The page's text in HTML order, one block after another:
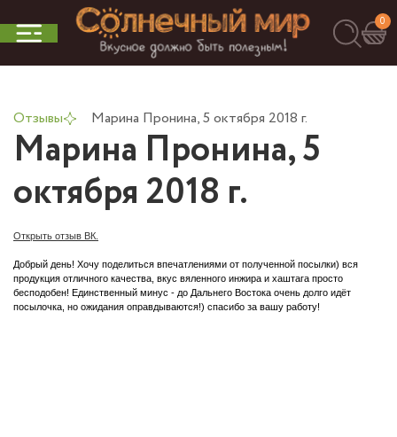
0
Отзывы Марина Пронина, 5 октября 2018 г.
Марина Пронина, 5
октября 2018 г.
Открыть отзыв ВК.
Добрый день! Хочу поделиться впечатлениями от полученной посылки) вся
продукция отличного качества, вкус вяленного инжира и хаштага просто
бесподобен! Единственный минус - до Дальнего Востока очень долго идёт
посылочка, но ожидания оправдываются!) спасибо за вашу работу!